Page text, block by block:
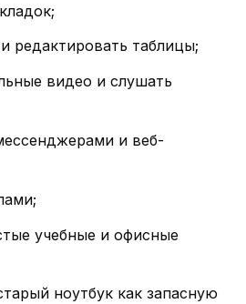
редактировать таблицы;
видео и слушать
и веб-
учебные и офисные
ноутбук как запасную